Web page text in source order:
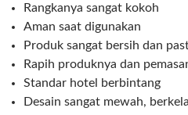
Rangkanya sangat kokoh
Aman saat digunakan
Produk sangat bersih dan
Rapih produknya dan
Standar hotel berbintang
Desain sangat mewah,